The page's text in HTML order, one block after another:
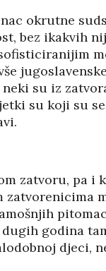
okrutne
bez ikakvih
su iz
su koji su
zatvoru, pa i
zatvorenicima
godina
djeci,